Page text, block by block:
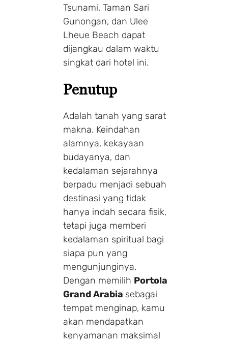
Tsunami, Taman Sari
Gunongan, dan Ulee
Lheue Beach dapat
dijangkau dalam waktu
singkat dari hotel ini.
Penutup
Adalah tanah yang sarat
makna. Keindahan
alamnya, kekayaan
budayanya, dan
kedalaman sejarahnya
berpadu menjadi sebuah
destinasi yang tidak
hanya indah secara fisik,
tetapi juga memberi
kedalaman spiritual bagi
siapa pun yang
mengunjunginya.
Dengan memilih Portola
Grand Arabia sebagai
tempat menginap, kamu
akan mendapatkan
kenyamanan maksimal